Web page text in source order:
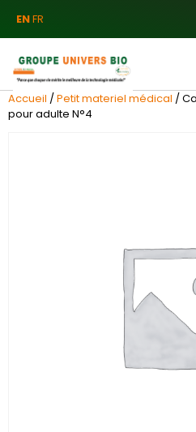
ENFR
Accueil /Petit materiel médical /
pour adulte N°4